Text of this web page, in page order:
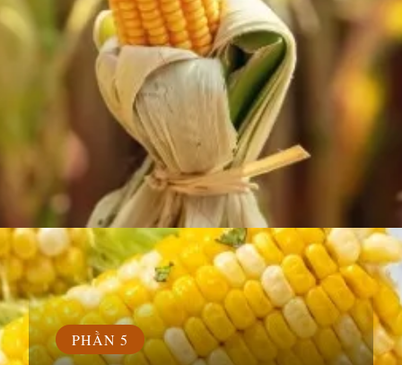
Đang mở https://susach.edu.vn/ngo-bao-nhieu-calo
PHẦN 5